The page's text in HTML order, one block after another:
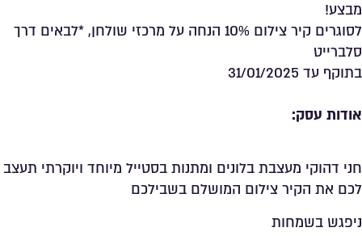
מבצע!
לסוגרים קיר צילום 10% הנחה על מרכזי שולחן, *לבאים דרך
סלברייט
בתוקף עד 31/01/2025
אודות עסק:
חני דהוקי מעצבת בלונים ומתנות בסטייל מיוחד ויוקרתי תעצב
לכם את הקיר צילום המושלם בשבילכם
ניפגש בשמחות